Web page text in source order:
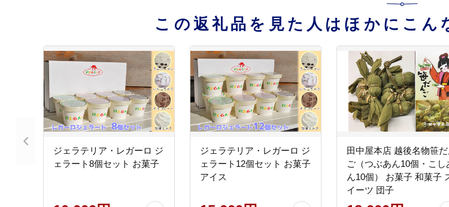
この返礼品を見た人はほかにこん
ジェラテリア・レガーロ ジ
ェラート8個セット お菓子
ジェラテリア・レガーロ ジ
ェラート12個セット お菓子
アイス
田中屋本店 越後名物笹だ
ご（つぶあん10個・こし
ん10個） お菓子 和菓子
イーツ 団子